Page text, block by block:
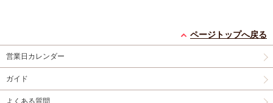
ページトップへ戻る
営業日カレンダー
ガイド
よくある質問